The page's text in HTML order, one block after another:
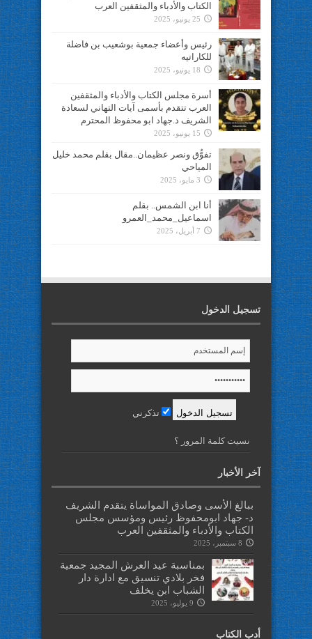
الكتاب والأدباء والمثقفين العرب
25 يونيو، 2025
رئيس وأعضاء جمعية بوشعيب بن فاضلة
للكاراتيه
18 يونيو، 2025
أسرة مجلس الكتاب والأدباء والمثقفين
العرب تتقدم بأسمى آيات التهاني لسعادة
الشريف د.جهاد ابو محفوظ المحترم
15 يونيو، 2025
تفوُّق ونصر عظيمان..مقال بقلم محمد خليل
المياحي
3 مايو، 2025
أنا ابن الشمس.. بقلم
اسماعيل_محمد_العمرو
7 أبريل، 2025
تسجيل الدخول
تذكرني
نسيت كلمة المرور ؟
آخر الأخبار
ببالغ الأسى وصادق المواساة يتقدم الشريف
د- جهاد ابومحفوظ رئيس ومؤسس مجلس
الكتاب والأدباء والمثقفين العرب
8 سبتمبر، 2025
بمناسبة عيد العرش المجيد جمعية
فخر بلادي تنسيق مع ادارة دار
الشباب ابن يخلف
9 يوليو، 2025
أدب الكتاب